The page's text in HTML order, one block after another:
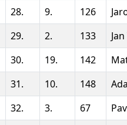
28. 9. 126
29. 2. 133
30. 19. 142
31. 10. 148
32. 3. 67